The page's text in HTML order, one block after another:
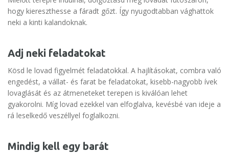
hogy kiereszthesse a fáradt gőzt. Így nyugodtabban vághattok
neki a kinti kalandoknak.
Adj neki feladatokat
Kösd le lovad figyelmét feladatokkal. A hajlításokat, combra való
engedést, a vállat- és farat be feladatokat, kisebb-nagyobb ívek
lovaglását és az átmeneteket terepen is kiválóan lehet
gyakorolni. Míg lovad ezekkel van elfoglalva, kevésbé van ideje a
rá leselkedő veszéllyel foglalkozni.
Mindig kell egy barát